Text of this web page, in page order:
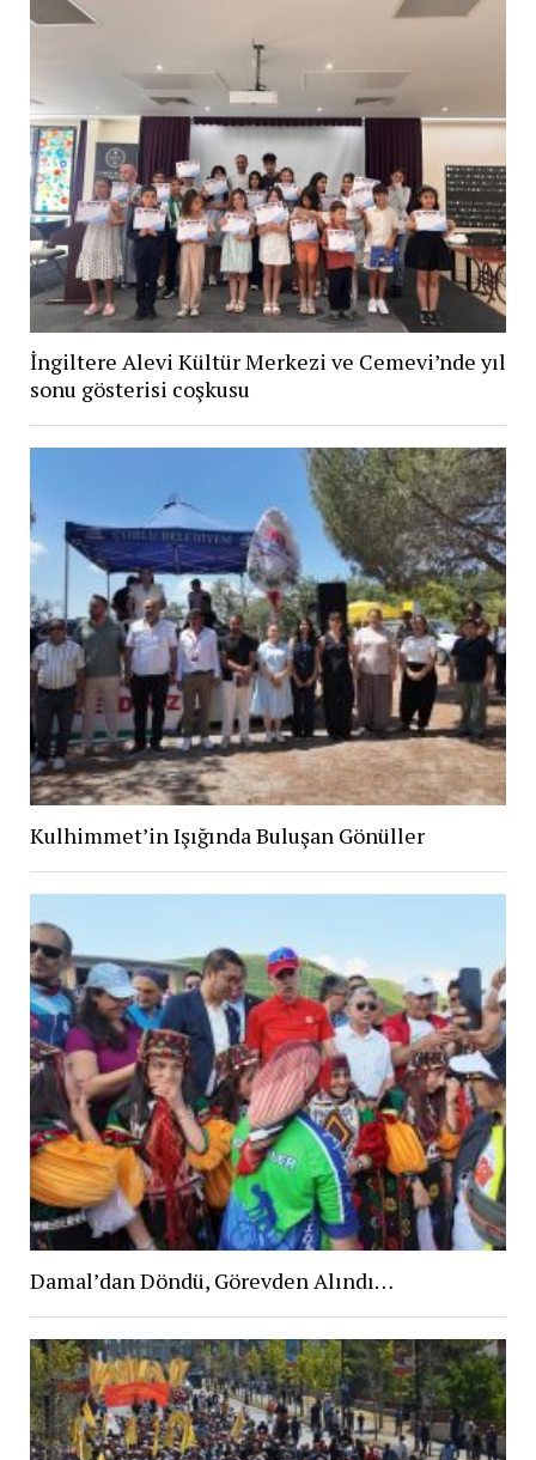
İngiltere Alevi Kültür Merkezi ve Cemevi’nde yıl
sonu gösterisi coşkusu
Kulhimmet’in Işığında Buluşan Gönüller
Damal’dan Döndü, Görevden Alındı…